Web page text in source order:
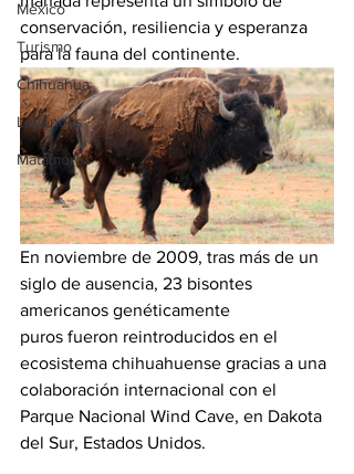
México
Turismo
Chihuahua
Leyendas
Matamoros
conservación, resiliencia y esperanza
para la fauna del continente.
En noviembre de 2009, tras más de un
siglo de ausencia, 23 bisontes
americanos genéticamente
puros fueron reintroducidos en el
ecosistema chihuahuense gracias a una
colaboración internacional con el
Parque Nacional Wind Cave, en Dakota
del Sur, Estados Unidos.